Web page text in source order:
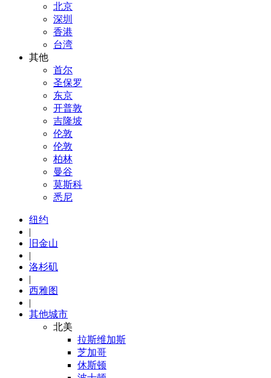
北京
深圳
香港
台湾
其他
首尔
圣保罗
东京
开普敦
吉隆坡
伦敦
伦敦
柏林
曼谷
莫斯科
悉尼
纽约
|
旧金山
|
洛杉矶
|
西雅图
|
其他城市
北美
拉斯维加斯
芝加哥
休斯顿